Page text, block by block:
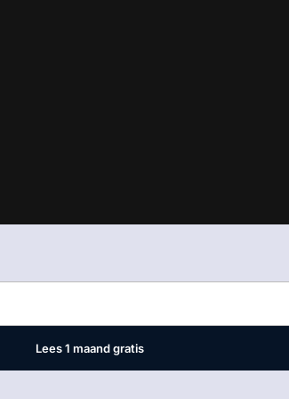
voor staat. Op gebruik van deze site zijn de
Lees 1 maand gratis